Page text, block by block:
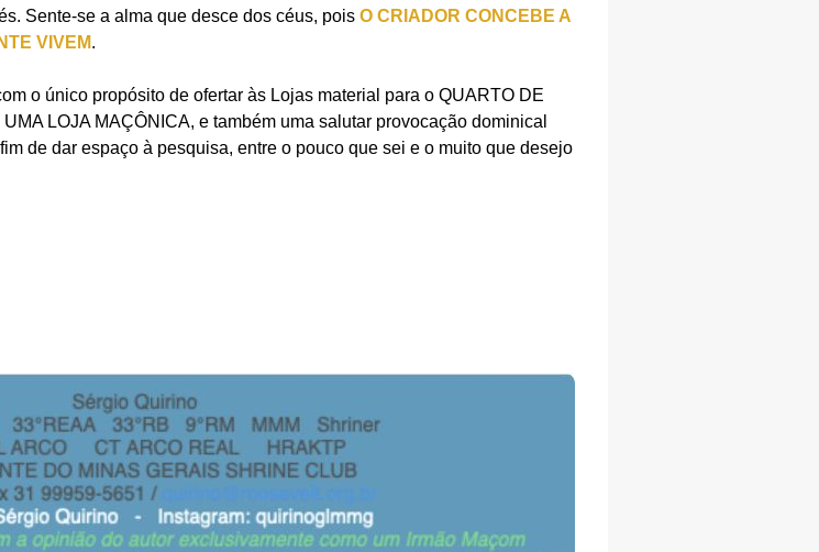
Sente-se a alma que desce dos céus, pois O CRIADOR CONCEBE A
VIVEM.
o único propósito de ofertar às Lojas material para o QUARTO DE
LOJA MAÇÔNICA, e também uma salutar provocação dominical
de dar espaço à pesquisa, entre o pouco que sei e o muito que desejo